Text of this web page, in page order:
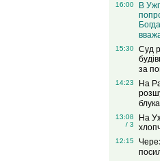
16:00
В
15:30
Суд
за
14:23
На
13:08
/ 3
На
12:15